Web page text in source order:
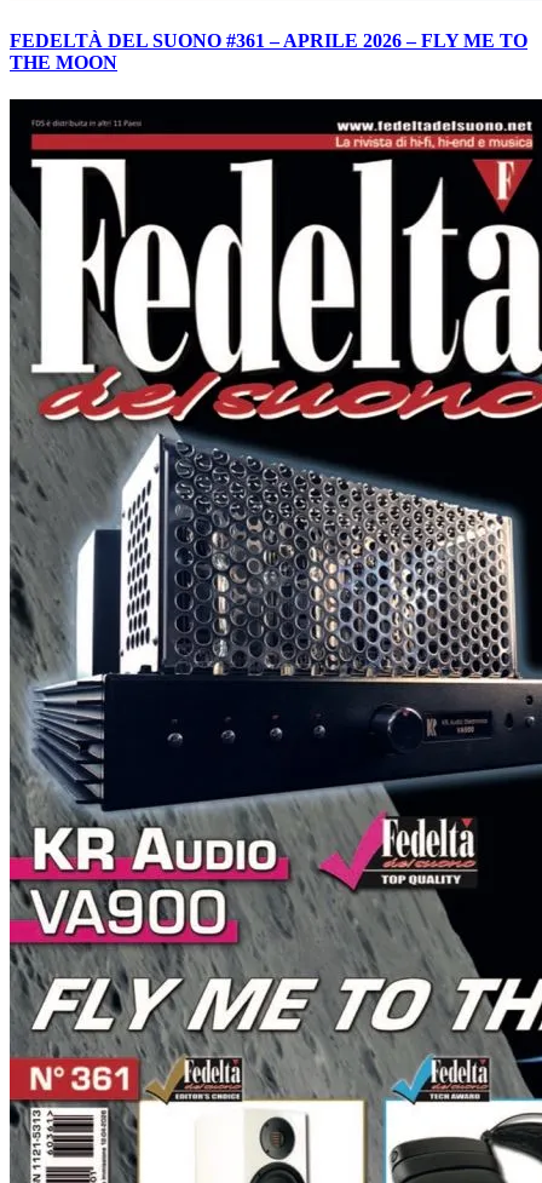
FEDELTÀ DEL SUONO #361 – APRILE 2026 – FLY ME TO
THE MOON